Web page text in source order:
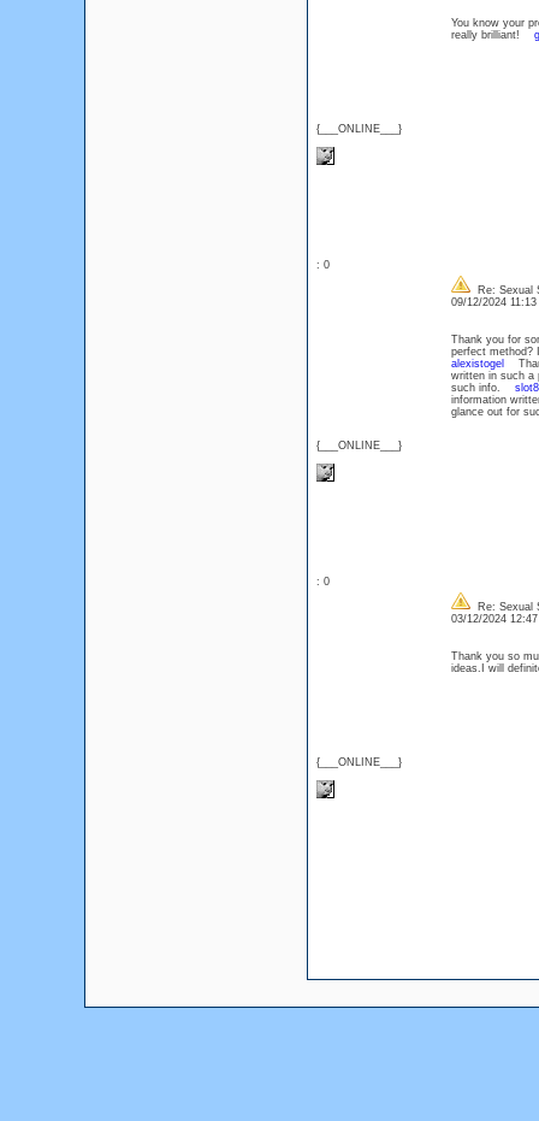
{___ONLINE___}
You know your
really brilliant!
: 0
{___ONLINE___}
Re: Sexual
09/12/2024
Thank you for
perfect method?
alexistogel
written in such a
such info.
information
glance out for
: 0
{___ONLINE___}
Re: Sexual
03/12/2024
Thank you so
ideas.I will